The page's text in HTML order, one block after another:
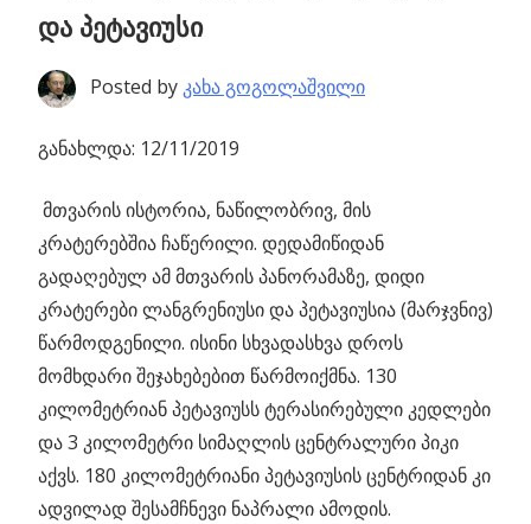
და პეტავიუსი
Posted by კახა გოგოლაშვილი
განახლდა: 12/11/2019
მთვარის ისტორია, ნაწილობრივ, მის
კრატერებშია ჩაწერილი. დედამიწიდან
გადაღებულ ამ მთვარის პანორამაზე, დიდი
კრატერები ლანგრენიუსი და პეტავიუსია (მარჯვნივ)
წარმოდგენილი. ისინი სხვადასხვა დროს
მომხდარი შეჯახებებით წარმოიქმნა. 130
კილომეტრიან პეტავიუსს ტერასირებული კედლები
და 3 კილომეტრი სიმაღლის ცენტრალური პიკი
აქვს. 180 კილომეტრიანი პეტავიუსის ცენტრიდან კი
ადვილად შესამჩნევი ნაპრალი ამოდის.